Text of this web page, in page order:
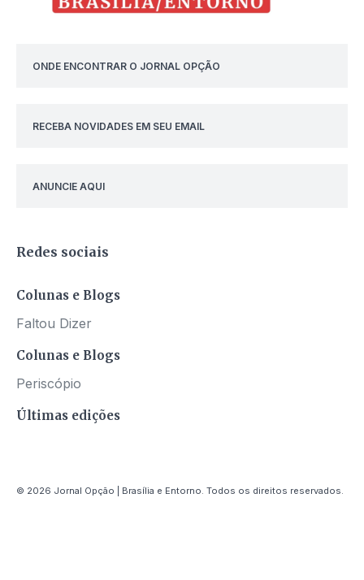
ONDE ENCONTRAR O JORNAL OPÇÃO
RECEBA NOVIDADES EM SEU EMAIL
ANUNCIE AQUI
Redes sociais
Colunas e Blogs
Faltou Dizer
Colunas e Blogs
Periscópio
Últimas edições
© 2026 Jornal Opção | Brasília e Entorno. Todos os direitos reservados.